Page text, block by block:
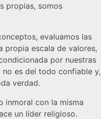
propias, somos
evaluamos las
propia escala de valores,
por nuestras
es del todo confiable y,
verdad.
inmoral con la misma
un líder religioso.